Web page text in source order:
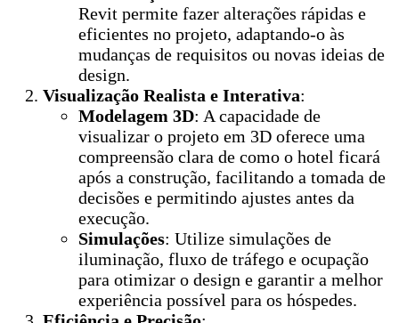
Revit permite fazer alterações rápidas e
eficientes no projeto, adaptando-o às
mudanças de requisitos ou novas ideias de
design.
Visualização Realista e Interativa:
Modelagem 3D: A capacidade de
visualizar o projeto em 3D oferece uma
compreensão clara de como o hotel ficará
após a construção, facilitando a tomada de
decisões e permitindo ajustes antes da
execução.
Simulações: Utilize simulações de
iluminação, fluxo de tráfego e ocupação
para otimizar o design e garantir a melhor
experiência possível para os hóspedes.